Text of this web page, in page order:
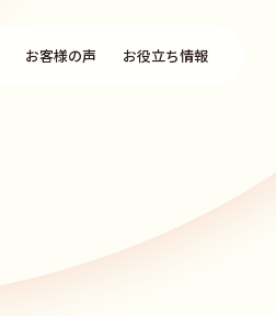
お客様の声 お役立ち情報